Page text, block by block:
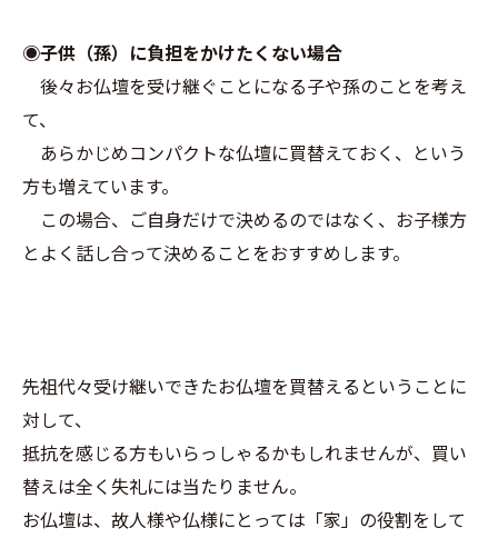
◉子供（孫）に負担をかけたくない場合
後々お仏壇を受け継ぐことになる子や孫のことを考え
て、
あらかじめコンパクトな仏壇に買替えておく、という
方も増えています。
この場合、ご自身だけで決めるのではなく、お子様方
とよく話し合って決めることをおすすめします。
先祖代々受け継いできたお仏壇を買替えるということに
対して、
抵抗を感じる方もいらっしゃるかもしれませんが、買い
替えは全く失礼には当たりません。
お仏壇は、故人様や仏様にとっては「家」の役割をして